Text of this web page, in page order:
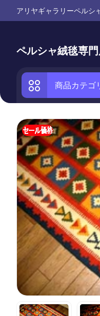
アリヤギャラリーペルシ
ペルシャ絨毯専
商品カテゴ